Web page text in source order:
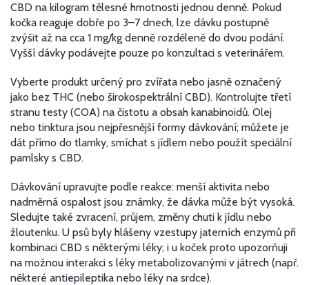
CBD na kilogram tělesné hmotnosti jednou denně. Pokud
kočka reaguje dobře po 3–7 dnech, lze dávku postupně
zvýšit až na cca 1 mg/kg denně rozděleně do dvou podání.
Vyšší dávky podávejte pouze po konzultaci s veterinářem.
Vyberte produkt určený pro zvířata nebo jasně označený
jako bez THC (nebo širokospektrální CBD). Kontrolujte třetí
stranu testy (COA) na čistotu a obsah kanabinoidů. Olej
nebo tinktura jsou nejpřesnější formy dávkování; můžete je
dát přímo do tlamky, smíchat s jídlem nebo použít speciální
pamlsky s CBD.
Dávkování upravujte podle reakce: menší aktivita nebo
nadměrná ospalost jsou známky, že dávka může být vysoká.
Sledujte také zvracení, průjem, změny chuti k jídlu nebo
žloutenku. U psů byly hlášeny vzestupy jaterních enzymů při
kombinaci CBD s některými léky; i u koček proto upozorňuji
na možnou interakci s léky metabolizovanými v játrech (např.
některé antiepileptika nebo léky na srdce).